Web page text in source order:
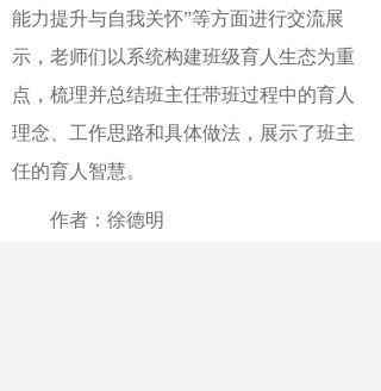
能力提升与自我关怀”等方面进行交流展
示，老师们以系统构建班级育人生态为重
点，梳理并总结班主任带班过程中的育人
理念、工作思路和具体做法，展示了班主
任的育人智慧。
作者：徐德明